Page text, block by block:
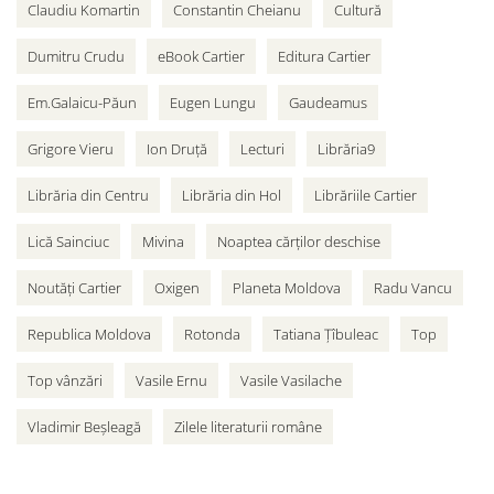
Claudiu Komartin Constantin Cheianu Cultură
Dumitru Crudu eBook Cartier Editura Cartier
Em.Galaicu-Păun Eugen Lungu Gaudeamus
Grigore Vieru Ion Druță Lecturi Librăria9
Librăria din Centru Librăria din Hol Librăriile Cartier
Lică Sainciuc Mivina Noaptea cărților deschise
Noutăți Cartier Oxigen Planeta Moldova Radu Vancu
Republica Moldova Rotonda Tatiana Țîbuleac Top
Top vânzări Vasile Ernu Vasile Vasilache
Vladimir Beșleagă Zilele literaturii române